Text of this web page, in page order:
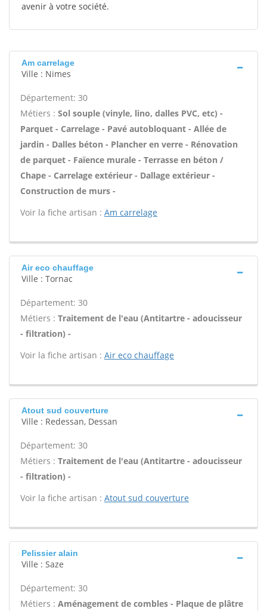
avenir à votre société.
Am carrelage
Ville : Nimes
Département: 30
Métiers : Sol souple (vinyle, lino, dalles PVC, etc) -
Parquet - Carrelage - Pavé autobloquant - Allée de
jardin - Dalles béton - Plancher en verre - Rénovation
de parquet - Faïence murale - Terrasse en béton /
Chape - Carrelage extérieur - Dallage extérieur -
Construction de murs -
Voir la fiche artisan : Am carrelage
Air eco chauffage
Ville : Tornac
Département: 30
Métiers : Traitement de l'eau (Antitartre - adoucisseur
- filtration) -
Voir la fiche artisan : Air eco chauffage
Atout sud couverture
Ville : Redessan, Dessan
Département: 30
Métiers : Traitement de l'eau (Antitartre - adoucisseur
- filtration) -
Voir la fiche artisan : Atout sud couverture
Pelissier alain
Ville : Saze
Département: 30
Métiers : Aménagement de combles - Plaque de plâtre